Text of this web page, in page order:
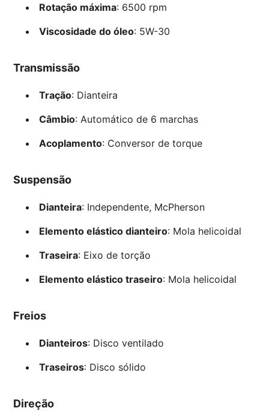
Rotação máxima: 6500 rpm
Viscosidade do óleo: 5W-30
Transmissão
Tração: Dianteira
Câmbio: Automático de 6 marchas
Acoplamento: Conversor de torque
Suspensão
Dianteira: Independente, McPherson
Elemento elástico dianteiro: Mola helicoidal
Traseira: Eixo de torção
Elemento elástico traseiro: Mola helicoidal
Freios
Dianteiros: Disco ventilado
Traseiros: Disco sólido
Direção